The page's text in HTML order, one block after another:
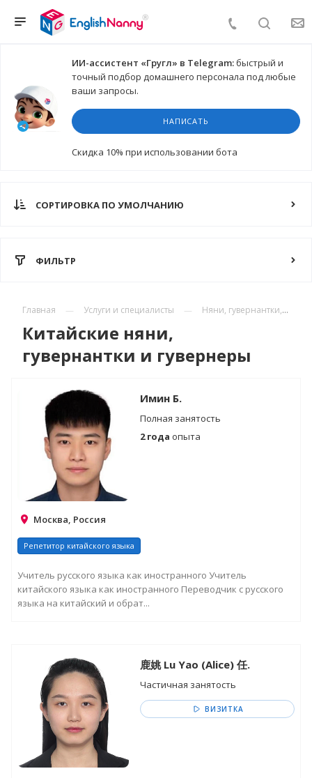
ИИ-ассистент «Гругл» в Telegram:быстрый и
точный подбор домашнего персонала под любые
ваши запросы.
НАПИСАТЬ
Cкидка 10% при использовании бота
СОРТИРОВКА ПО УМОЛЧАНИЮ
ФИЛЬТР
Главная Услуги и специалисты Няни, гувернантки, гувернеры
Китайские няни,
гувернантки и гувернеры
Имин Б.
Полная занятость
2 года опыта
Москва, Россия
Репетитор китайского языка
Учитель русского языка как иностранного Учитель
китайского языка как иностранного Переводчик с русского
языка на китайский и обрат...
鹿姚 Lu Yao (Alice) 任.
Частичная занятость
ВИЗИТКА